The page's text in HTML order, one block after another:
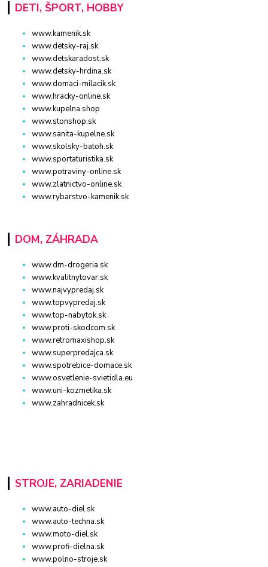
DETI, ŠPORT, HOBBY
www.kamenik.sk
www.detsky-raj.sk
www.detskaradost.sk
www.detsky-hrdina.sk
www.domaci-milacik.sk
www.hracky-online.sk
www.kupelna.shop
www.stonshop.sk
www.sanita-kupelne.sk
www.skolsky-batoh.sk
www.sportaturistika.sk
www.potraviny-online.sk
www.zlatnictvo-online.sk
www.rybarstvo-kamenik.sk
DOM, ZÁHRADA
www.dm-drogeria.sk
www.kvalitnytovar.sk
www.najvypredaj.sk
www.topvypredaj.sk
www.top-nabytok.sk
www.proti-skodcom.sk
www.retromaxishop.sk
www.superpredajca.sk
www.spotrebice-domace.sk
www.osvetlenie-svietidla.eu
www.uni-kozmetika.sk
www.zahradnicek.sk
STROJE, ZARIADENIE
www.auto-diel.sk
www.auto-techna.sk
www.moto-diel.sk
www.profi-dielna.sk
www.polno-stroje.sk